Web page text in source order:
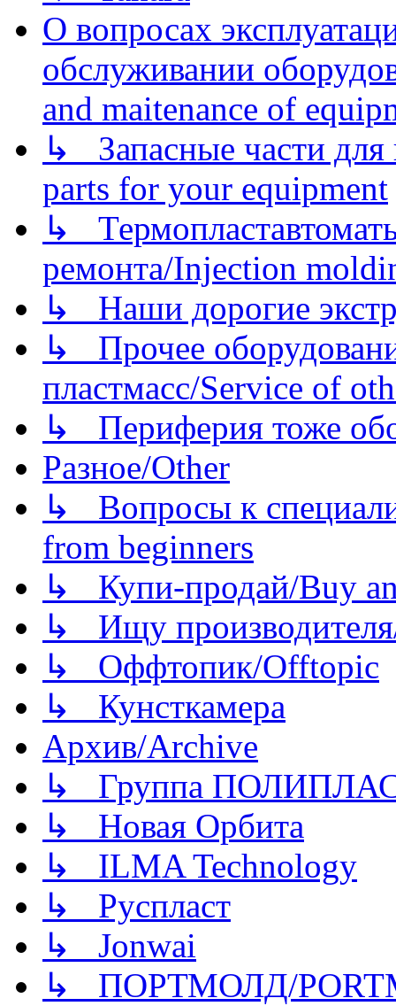
О вопросах
обслуживании
and maitenance of
↳ Запасные части для
parts for your equipment
↳
ремонта/Injection
↳ Наши дорогие
↳ Прочее
пластмасс/Service of
↳ Периферия тоже
Разное/Other
↳ Вопросы к
from beginners
↳ Купи-продай/Buy
↳ Ищу
↳ Оффтопик/Offtopic
↳ Кунсткамера
Архив/Archive
↳ Группа
↳ Новая Орбита
↳ ILMA Technology
↳ Руспласт
↳ Jonwai
↳ ПОРТМОЛД/